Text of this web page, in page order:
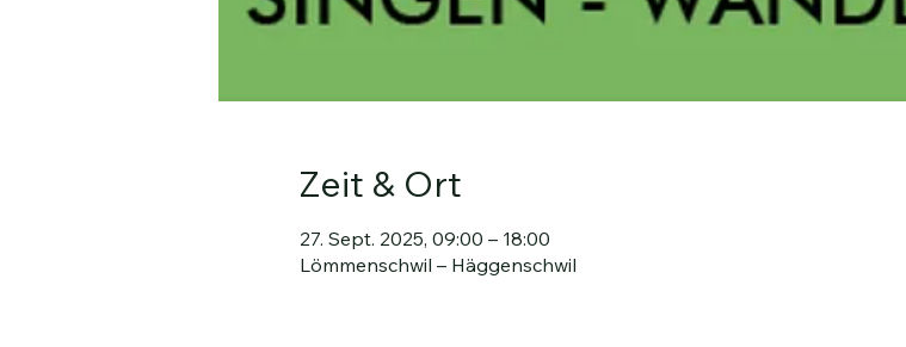
Zeit & Ort
27. Sept. 2025, 09:00 – 18:00
Lömmenschwil – Häggenschwil